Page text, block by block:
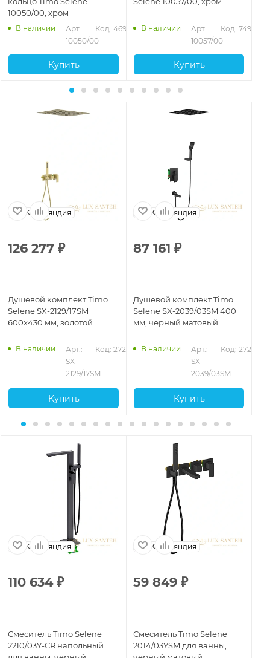
10050/00, хром
В наличии
Арт.:
10050/00
Код: 46951
Купить
В наличии
Арт.:
10057/00
Код: 74938
Купить
Финляндия
126 277 ₽
Душевой комплект Timo
Selene SX-2129/17SM
600x430 мм, золотой
В наличии
Арт.:
SX-
2129/17SM
Код: 27218
Купить
Финляндия
87 161 ₽
Душевой комплект Timo
Selene SX-2039/03SM 400
мм, черный матовый
В наличии
Арт.:
SX-
2039/03SM
Код: 27211
Купить
Финляндия
110 634₽
Смеситель Timo Selene
2210/03Y-CR напольный
Финляндия
59 849 ₽
Смеситель Timo Selene
2014/03YSM для ванны,